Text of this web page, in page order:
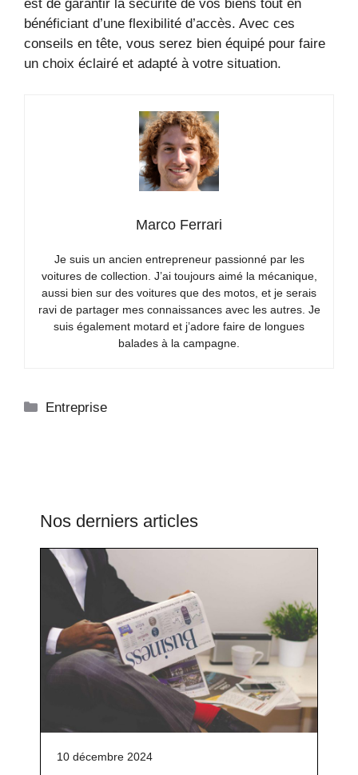
est de garantir la sécurité de vos biens tout en
bénéficiant d’une flexibilité d’accès. Avec ces
conseils en tête, vous serez bien équipé pour faire
un choix éclairé et adapté à votre situation.
Marco Ferrari
Je suis un ancien entrepreneur passionné par les
voitures de collection. J’ai toujours aimé la mécanique,
aussi bien sur des voitures que des motos, et je serais
ravi de partager mes connaissances avec les autres. Je
suis également motard et j’adore faire de longues
balades à la campagne.
Catégories
Entreprise
Nos derniers articles
10 décembre 2024